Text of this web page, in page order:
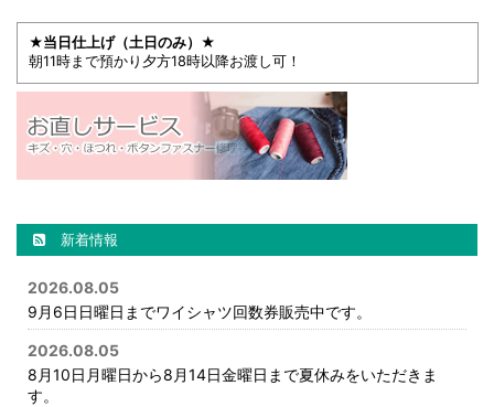
★当日仕上げ（土日のみ）★
朝11時まで預かり夕方18時以降お渡し可！
新着情報
2026.08.05
9月6日日曜日までワイシャツ回数券販売中です。
2026.08.05
8月10日月曜日から8月14日金曜日まで夏休みをいただきま
す。